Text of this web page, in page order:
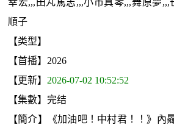
幸宏,,,田丸篤志,,,小市真琴,,,舞原夢,,,
順子
【类型】
【首播】2026
【更新】 2026-07-02 10:52:52
【集數】完结
【簡介】《加油吧！中村君！！》